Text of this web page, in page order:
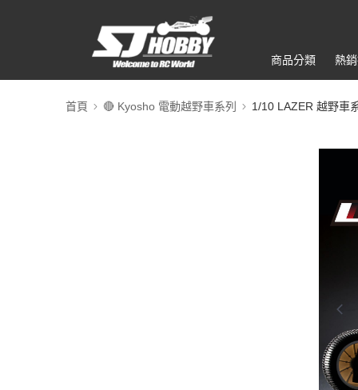
商品分類 熱
首頁 🔴 Kyosho 電動越野車系列 1/10 LAZER 越野車